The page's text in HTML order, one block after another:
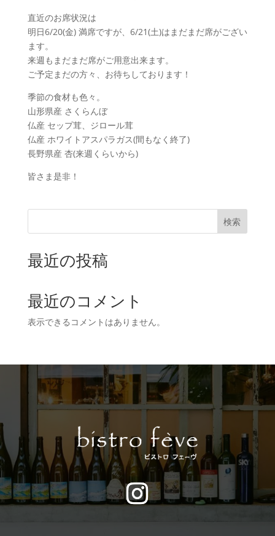
直近のお席状況は
明日6/20(金) 満席ですが、6/21(土)はまだまだ席がござい
ます。
来週もまだまだ席がご用意出来ます。
ご予定まだの方々、お待ちしております！
季節の食材も色々。
山形県産 さくらんぼ
仏産 セップ茸、ジロール茸
仏産 ホワイトアスパラガス(間もなく終了)
長野県産 杏(来週くらいから)
皆さま是非！
検索
最近の投稿
最近のコメント
表示できるコメントはありません。